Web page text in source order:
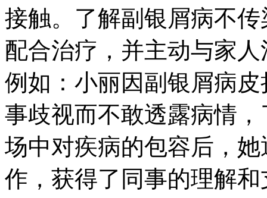
接触。了解副银屑病不
配合治疗，并主动与家
例如：小丽因副银屑病
事歧视而不敢透露病情
场中对疾病的包容后，
作，获得了同事的理解和